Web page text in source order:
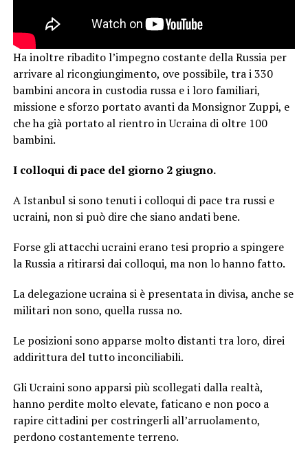
Ha inoltre ribadito l’impegno costante della Russia per
arrivare al ricongiungimento, ove possibile, tra i 330
bambini ancora in custodia russa e i loro familiari,
missione e sforzo portato avanti da Monsignor Zuppi, e
che ha già portato al rientro in Ucraina di oltre 100
bambini.
I colloqui di pace del giorno 2 giugno.
A Istanbul si sono tenuti i colloqui di pace tra russi e
ucraini, non si può dire che siano andati bene.
Forse gli attacchi ucraini erano tesi proprio a spingere
la Russia a ritirarsi dai colloqui, ma non lo hanno fatto.
La delegazione ucraina si è presentata in divisa, anche se
militari non sono, quella russa no.
Le posizioni sono apparse molto distanti tra loro, direi
addirittura del tutto inconciliabili.
Gli Ucraini sono apparsi più scollegati dalla realtà,
hanno perdite molto elevate, faticano e non poco a
rapire cittadini per costringerli all’arruolamento,
perdono costantemente terreno.